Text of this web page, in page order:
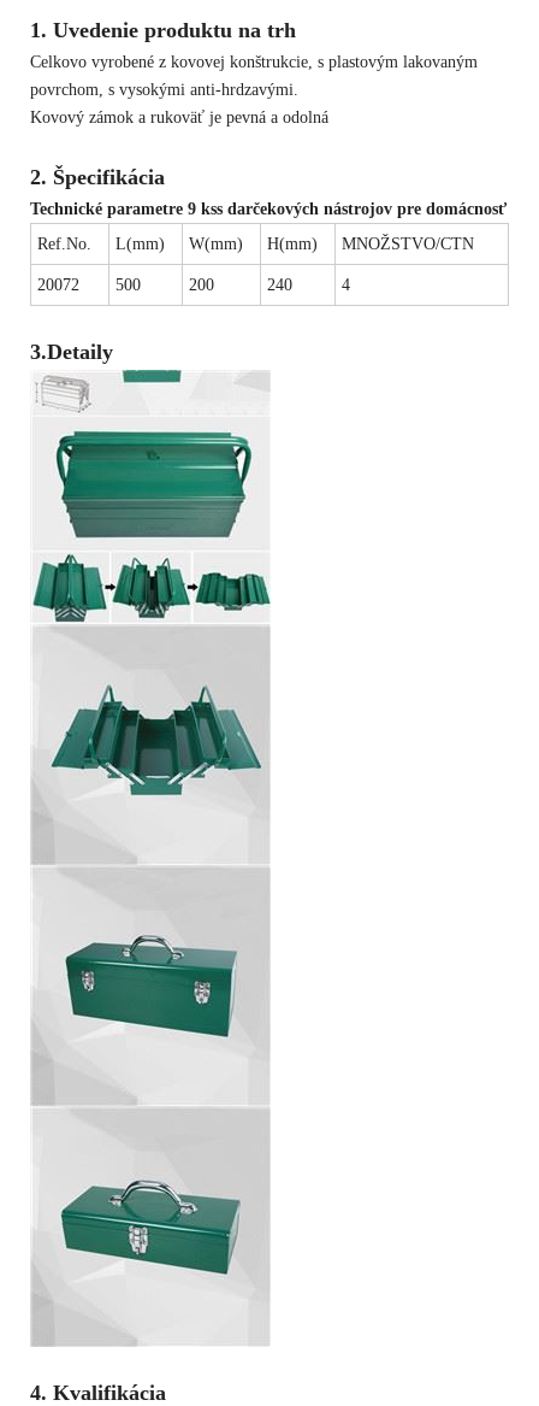
1. Uvedenie produktu na trh
Celkovo vyrobené z kovovej konštrukcie, s plastovým lakovaným
povrchom, s vysokými anti-hrdzavými.
Kovový zámok a rukoväť je pevná a odolná
2. Špecifikácia
Technické parametre 9 kss darčekových nástrojov pre domácnosť
Ref.No.
L(mm) W(mm) H(mm) MNOŽSTVO/CTN
20072 500 200 240 4
3.Detaily
4. Kvalifikácia